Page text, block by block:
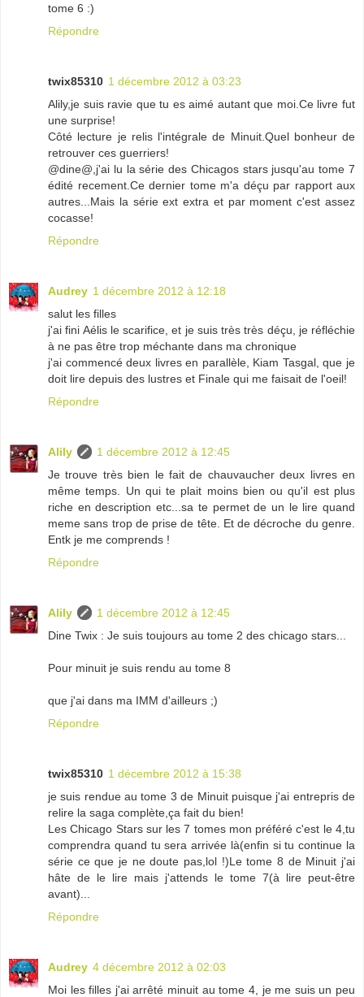
tome 6 :)
Répondre
twix85310 1 décembre 2012 à 03:23
Alily,je suis ravie que tu es aimé autant que moi.Ce livre fut
une surprise!
Côté lecture je relis l'intégrale de Minuit.Quel bonheur de
retrouver ces guerriers!
@dine@,j'ai lu la série des Chicagos stars jusqu'au tome 7
édité recement.Ce dernier tome m'a déçu par rapport aux
autres...Mais la série ext extra et par moment c'est assez
cocasse!
Répondre
Audrey 1 décembre 2012 à 12:18
salut les filles
j'ai fini Aélis le scarifice, et je suis très très déçu, je réfléchie
à ne pas être trop méchante dans ma chronique
j'ai commencé deux livres en parallèle, Kiam Tasgal, que je
doit lire depuis des lustres et Finale qui me faisait de l'oeil!
Répondre
Alily
1 décembre 2012 à 12:45
Je trouve très bien le fait de chauvaucher deux livres en
même temps. Un qui te plait moins bien ou qu'il est plus
riche en description etc...sa te permet de un le lire quand
meme sans trop de prise de tête. Et de décroche du genre.
Entk je me comprends !
Répondre
Alily
1 décembre 2012 à 12:45
Dine Twix : Je suis toujours au tome 2 des chicago stars...
Pour minuit je suis rendu au tome 8
que j'ai dans ma IMM d'ailleurs ;)
Répondre
twix85310 1 décembre 2012 à 15:38
je suis rendue au tome 3 de Minuit puisque j'ai entrepris de
relire la saga complète,ça fait du bien!
Les Chicago Stars sur les 7 tomes mon préféré c'est le 4,tu
comprendra quand tu sera arrivée là(enfin si tu continue la
série ce que je ne doute pas,lol !)Le tome 8 de Minuit j'ai
hâte de le lire mais j'attends le tome 7(à lire peut-être
avant)...
Répondre
Audrey 4 décembre 2012 à 02:03
Moi les filles j'ai arrêté minuit au tome 4, je me suis un peu